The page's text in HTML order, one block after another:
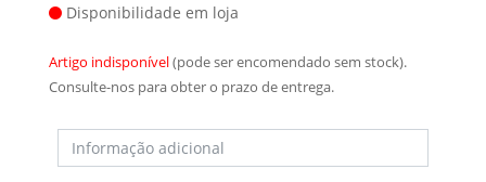
Disponibilidade em loja
Artigo indisponível(pode ser encomendado sem stock).
Consulte-nos para obter o prazo de entrega.